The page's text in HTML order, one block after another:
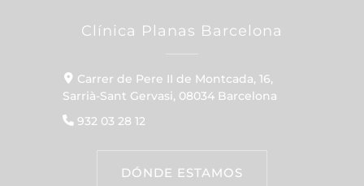
Clínica Planas Barcelona
Carrer de Pere II de Montcada, 16,
Sarrià-Sant Gervasi, 08034 Barcelona
932 03 28 12
DÓNDE ESTAMOS